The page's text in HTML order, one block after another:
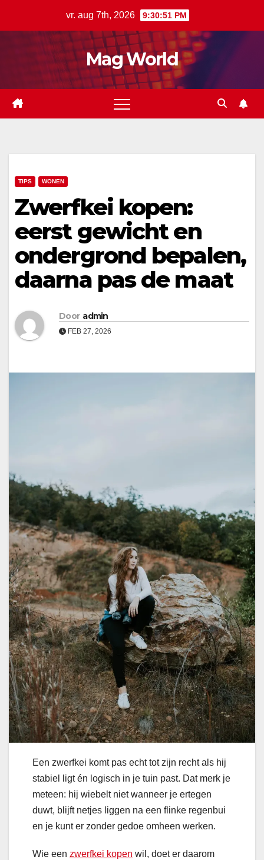
vr. aug 7th, 2026 9:30:52 PM
Mag World
TIPS WONEN
Zwerfkei kopen:
eerst gewicht en
ondergrond bepalen,
daarna pas de maat
Door admin
FEB 27, 2026
Een zwerfkei komt pas echt tot zijn recht als hij
stabiel ligt én logisch in je tuin past. Dat merk je
meteen: hij wiebelt niet wanneer je ertegen
duwt, blijft netjes liggen na een flinke regenbui
en je kunt er zonder gedoe omheen werken.
Wie een zwerfkei kopen wil, doet er daarom